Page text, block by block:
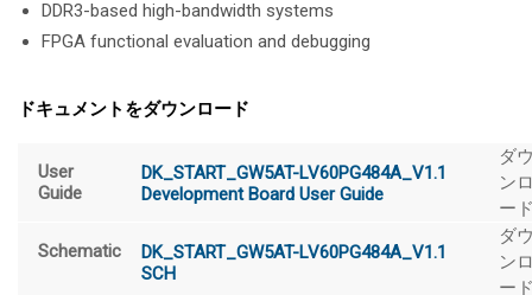
DDR3-based high-bandwidth systems
FPGA functional evaluation and debugging
ドキュメントをダウンロード
User
Guide
DK_START_GW5AT-LV60PG484A_V1.1
Development Board User Guide
ダ
ン
ー
Schematic
DK_START_GW5AT-LV60PG484A_V1.1
SCH
ダ
ン
ー